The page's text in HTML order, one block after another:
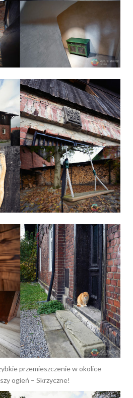
przemieszczenie w okolice
ogień – Skrzyczne!